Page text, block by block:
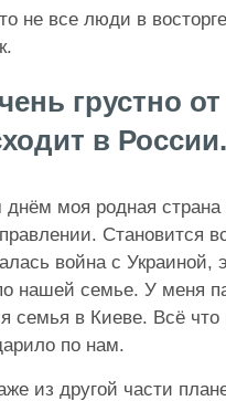
не все люди в
грустно от
в России.
моя родная страна
Становится
война с Украиной,
нашей семье. У меня
семья в Киеве. Всё что
по нам.
из другой части